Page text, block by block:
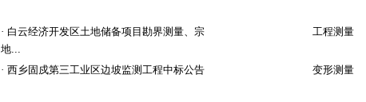
· 白云经济开发区土地储备项目勘界测量、宗
地...
工程测量
· 西乡固戍第三工业区边坡监测工程中标公告 变形测量